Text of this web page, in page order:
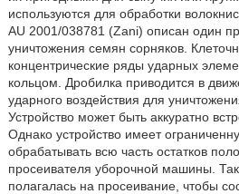
используются для обработки
AU 2001/038781 (Zani) описан один
уничтожения семян сорняков.
концентрические ряды ударных
кольцом. Дробилка приводится в
ударного воздействия для
Устройство может быть аккуратно
Однако устройство имеет
обрабатывать всю часть остатков
просеивателя уборочной машины.
полагалась на просеивание, чтобы